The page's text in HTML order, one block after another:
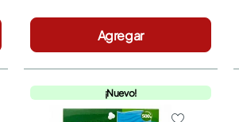
Agregar
¡Nuevo!